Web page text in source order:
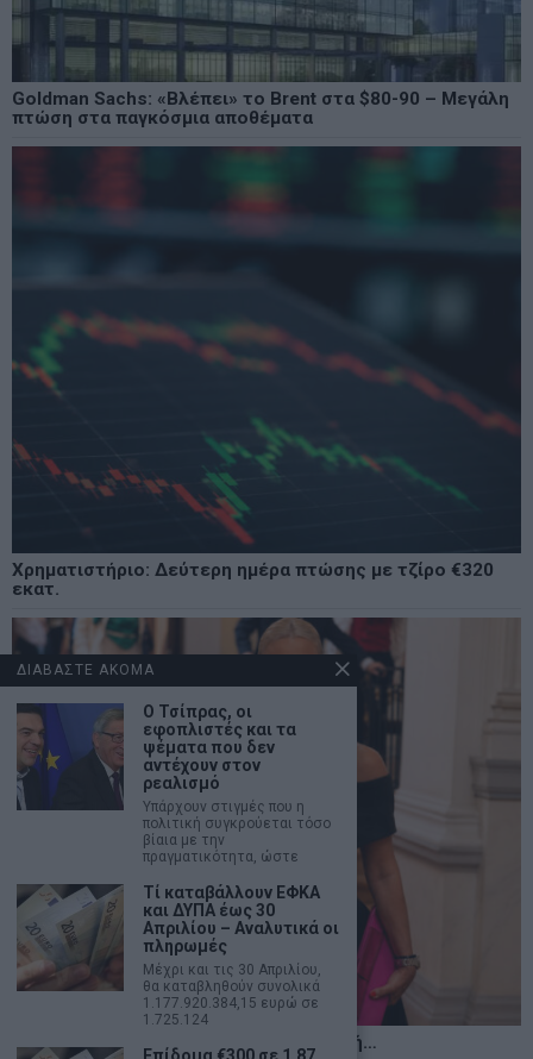
Goldman Sachs: «Βλέπει» το Brent στα $80-90 – Μεγάλη
πτώση στα παγκόσμια αποθέματα
Χρηματιστήριο: Δεύτερη ημέρα πτώσης με τζίρο €320
εκατ.
Η αληθινή παιδεία ξεκινά από την ψυχή…
ΔΙΑΒΑΣΤΕ ΑΚΟΜΑ
Ο Τσίπρας, οι
εφοπλιστές και τα
ψέματα που δεν
αντέχουν στον
ρεαλισμό
Υπάρχουν στιγμές που η
πολιτική συγκρούεται τόσο
βίαια με την
πραγματικότητα, ώστε
Τί καταβάλλουν ΕΦΚΑ
και ΔΥΠΑ έως 30
Απριλίου – Αναλυτικά οι
πληρωμές
Μέχρι και τις 30 Απριλίου,
θα καταβληθούν συνολικά
1.177.920.384,15 ευρώ σε
1.725.124